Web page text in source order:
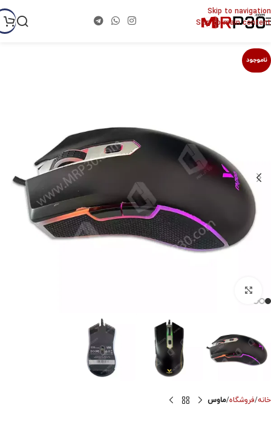
Skip to navigation
Skip to main content
ناموجود
خانه فروشگاه ماوس